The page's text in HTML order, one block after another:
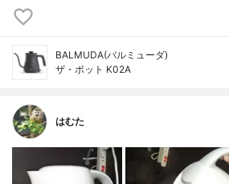
BALMUDA(バルミューダ)
ザ・ポット K02A
はむた